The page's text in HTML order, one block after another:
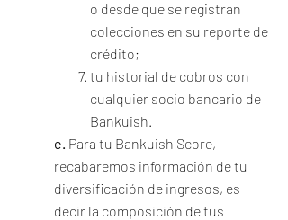
o desde que se registran
colecciones en su reporte de
crédito;
tu historial de cobros con
cualquier socio bancario de
Bankuish.
e. Para tu Bankuish Score,
recabaremos información de tu
diversificación de ingresos, es
decir la composición de tus